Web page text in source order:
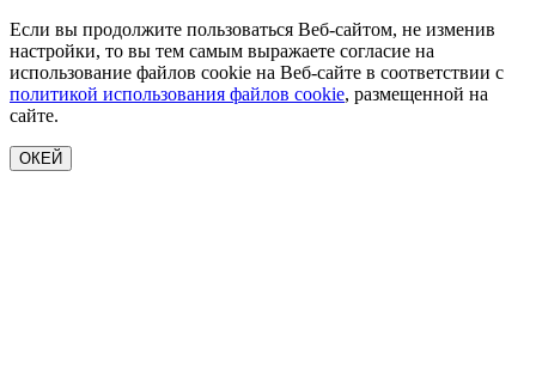
Если вы продолжите пользоваться Веб-сайтом, не изменив
настройки, то вы тем самым выражаете согласие на
использование файлов cookie на Веб-сайте в соответствии с
политикой использования файлов cookie, размещенной на
сайте.
ОКЕЙ